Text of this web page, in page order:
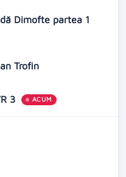
Dimofte partea 1
Trofin
3 ACUM